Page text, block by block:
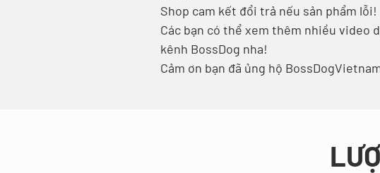
Shop cam kết đổi trả nếu sản phẩm lỗi!
Các bạn có thể xem thêm nhiều video
kênh BossDog nha!
Cảm ơn bạn đã ủng hộ